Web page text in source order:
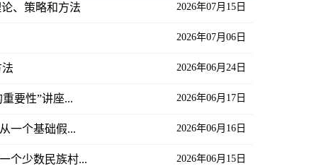
、策略和方法 2026年07月15日
2026年07月06日
2026年06月24日
要性”讲座... 2026年06月17日
一个基础假... 2026年06月16日
个少数民族村... 2026年06月15日